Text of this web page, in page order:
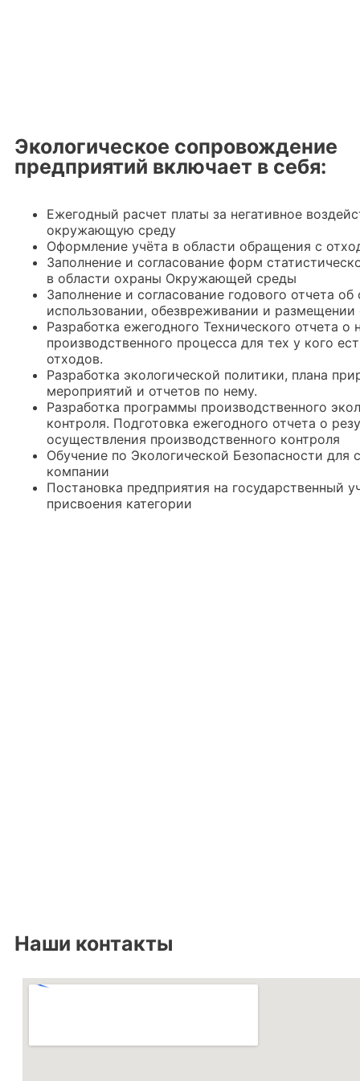
Экологическое сопровождение
предприятий включает в себя:
Ежегодный расчет платы за негативное
окружающую среду
Оформление учёта в области обращения с
Заполнение и согласование форм
в области охраны Окружающей среды
Заполнение и согласование годового отчета об
использовании, обезвреживании и размещении
Разработка ежегодного Технического отчета о
производственного процесса для тех у кого
отходов.
Разработка экологической политики, плана
мероприятий и отчетов по нему.
Разработка программы производственного
контроля. Подготовка ежегодного отчета о
осуществления производственного контроля
Обучение по Экологической Безопасности для
компании
Постановка предприятия на государственный
присвоения категории
Наши контакты